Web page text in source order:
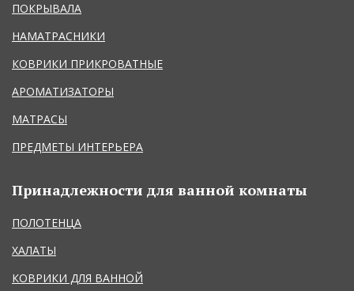
ПОКРЫВАЛА
НАМАТРАСНИКИ
КОВРИКИ ПРИКРОВАТНЫЕ
АРОМАТИЗАТОРЫ
МАТРАСЫ
ПРЕДМЕТЫ ИНТЕРЬЕРА
Принадлежности для ванной комнаты
ПОЛОТЕНЦА
ХАЛАТЫ
КОВРИКИ ДЛЯ ВАННОЙ